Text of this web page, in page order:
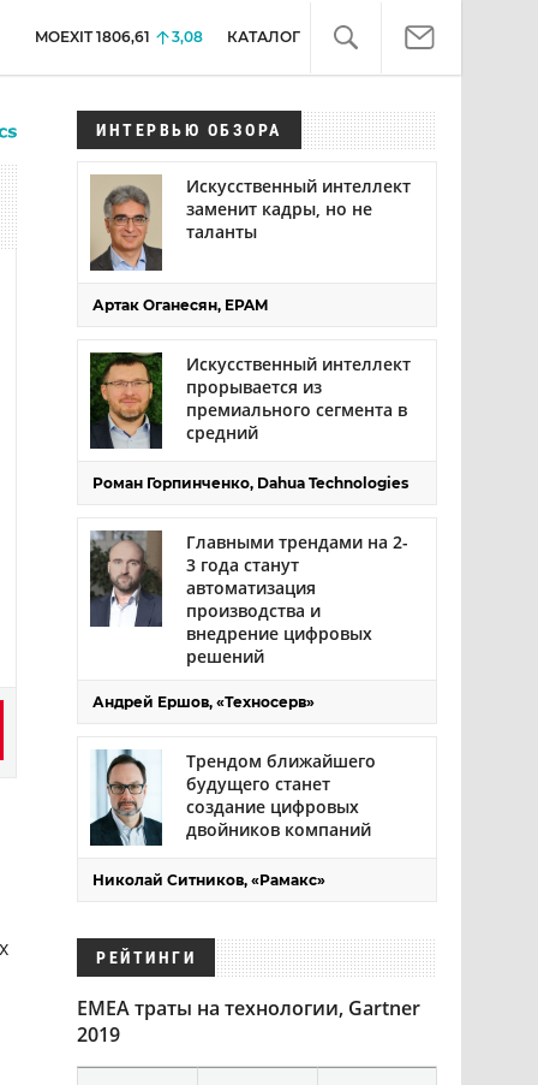
MOEXIT 1806,61 3,08 КАТАЛОГ
ИНТЕРВЬЮ ОБЗОРА
Искусственный интеллект
заменит кадры, но не
таланты
Артак Оганесян, EPAM
Искусственный интеллект
прорывается из
премиального сегмента в
средний
Роман Горпинченко, Dahua Technologies
Главными трендами на 2-
3 года станут
автоматизация
производства и
внедрение цифровых
решений
Андрей Ершов, «Техносерв»
Трендом ближайшего
будущего станет
создание цифровых
двойников компаний
Николай Ситников, «Рамакс»
РЕЙТИНГИ
EMEA траты на технологии, Gartner
2019